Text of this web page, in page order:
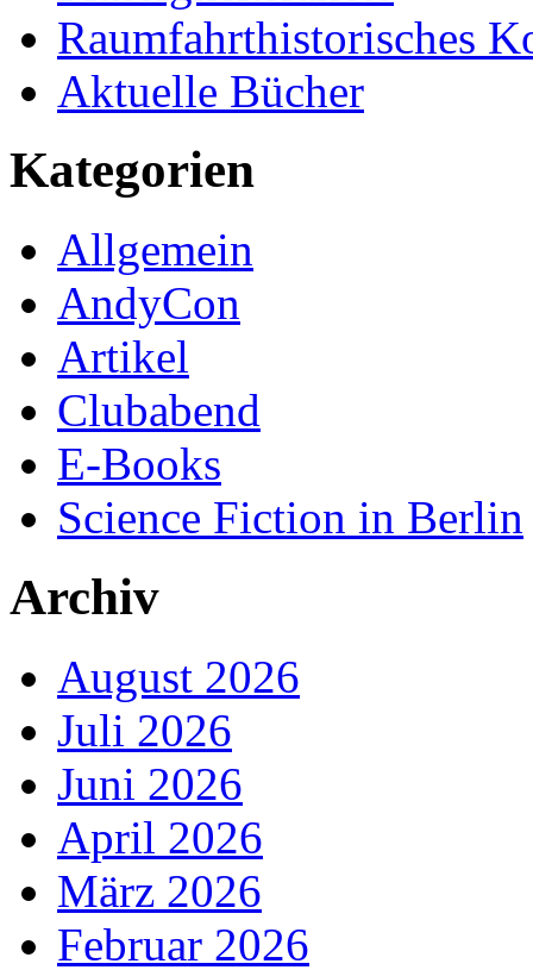
Raumfahrthistorisches
Aktuelle Bücher
Kategorien
Allgemein
AndyCon
Artikel
Clubabend
E-Books
Science Fiction in Berlin
Archiv
August 2026
Juli 2026
Juni 2026
April 2026
März 2026
Februar 2026